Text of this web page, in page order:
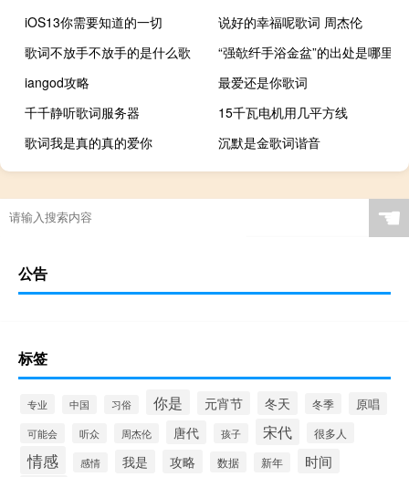
iOS13你需要知道的一切
说好的幸福呢歌词 周杰伦
歌词不放手不放手的是什么歌
“强欹纤手浴金盆”的出处是哪里
iangod攻略
最爱还是你歌词
千千静听歌词服务器
15千瓦电机用几平方线
歌词我是真的真的爱你
沉默是金歌词谐音
☚
公告
标签
专业 中国 习俗 你是 元宵节 冬天 冬季 原唱
可能会 听众 周杰伦 唐代 孩子 宋代 很多人
情感 感情 我是 攻略 数据 新年 时间